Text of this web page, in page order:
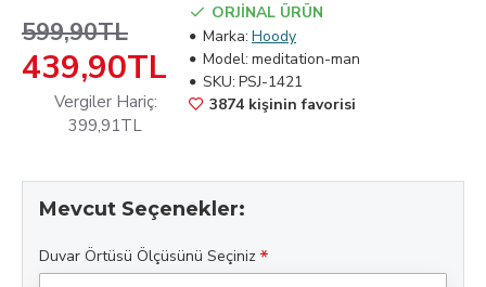
439,90TL
599,90TL
Vergiler Hariç:
399,91TL
ORJİNAL ÜRÜN
Marka: Hoody
Model: meditation-man
SKU: PSJ-1421
3874 kişinin favorisi
Mevcut Seçenekler:
Duvar Örtüsü Ölçüsünü Seçiniz